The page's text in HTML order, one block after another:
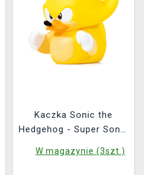
Kaczka Sonic the
Hedgehog - Super Sonic
Hedgehog 5)
W magazynie (3szt.)